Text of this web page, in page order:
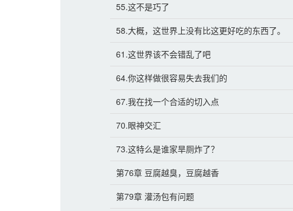
55.这不是巧了
58.大概，这世界上没有比这更好吃的东西了。
61.这世界该不会错乱了吧
64.你这样做很容易失去我们的
67.我在找一个合适的切入点
70.眼神交汇
73.这特么是谁家旱厕炸了？
第76章 豆腐越臭，豆腐越香
第79章 灌汤包有问题